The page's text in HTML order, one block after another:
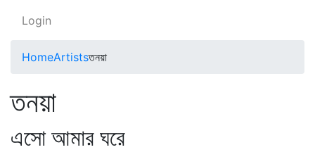
Login
HomeArtistsতনয়া
তনয়া
এসো আমার ঘরে